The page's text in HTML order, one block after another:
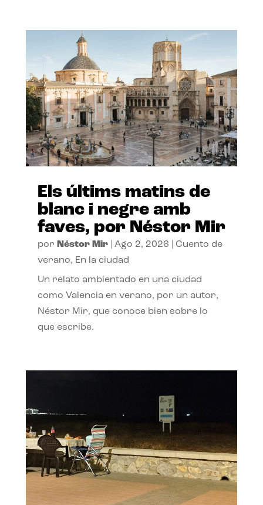
Els últims matins de
blanc i negre amb
faves, por Néstor Mir
por Néstor Mir| Ago 2, 2026
Cuento de
verano, En la ciudad
Un relato ambientado en una ciudad
como Valencia en verano, por un autor,
Néstor Mir, que conoce bien sobre lo
que escribe.